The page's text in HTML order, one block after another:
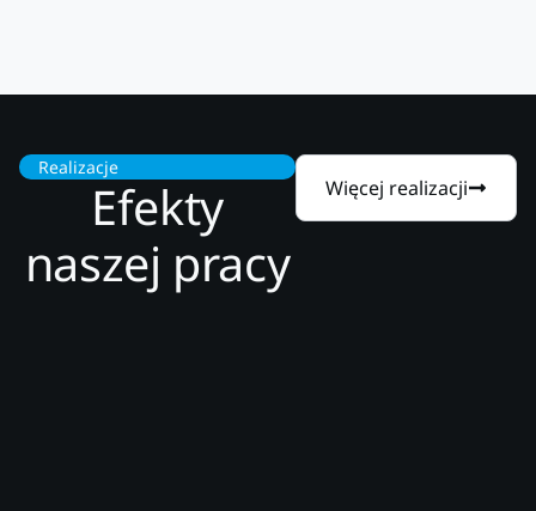
Realizacje
Efekty
naszej pracy
Więcej realizacji